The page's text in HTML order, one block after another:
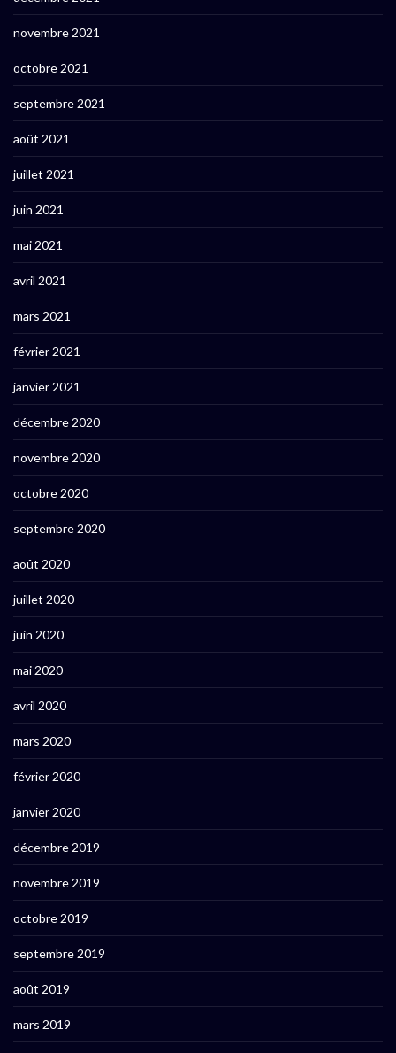
novembre 2021
octobre 2021
septembre 2021
août 2021
juillet 2021
juin 2021
mai 2021
avril 2021
mars 2021
février 2021
janvier 2021
décembre 2020
novembre 2020
octobre 2020
septembre 2020
août 2020
juillet 2020
juin 2020
mai 2020
avril 2020
mars 2020
février 2020
janvier 2020
décembre 2019
novembre 2019
octobre 2019
septembre 2019
août 2019
mars 2019